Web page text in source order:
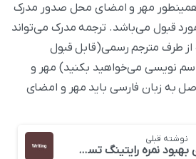
همینطور مهر و امضای محل صدور مدرک
قبول می‌باشد. ترجمه مدرک می‌تواند
طرف مترجم رسمی(قابل قبول
نویسی می‌خواهید بکنید) مهر و
به زبان فارسی باید مهر و امضای
نوشته قبلی
نکات مهم برای بهبود نمره رایتینگ تسک ۱و۲ آکادمیک و جنرال